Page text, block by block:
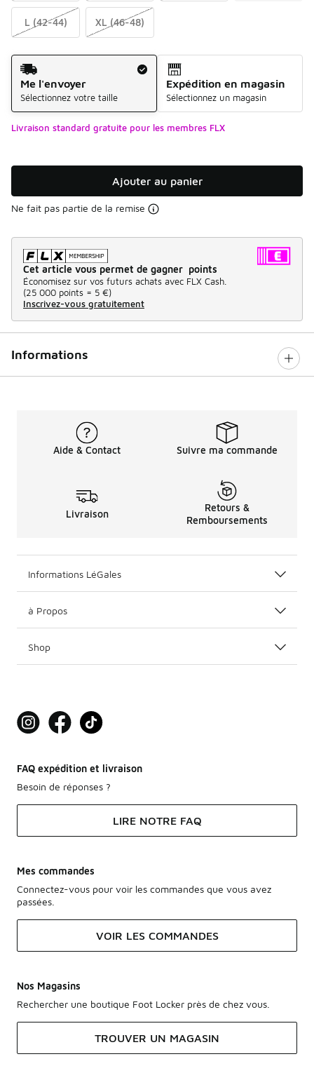
L (42-44) XL (46-48)
Mode d'expédition
Me l'envoyer
Sélectionnez votre taille
Expédition en magasin
Sélectionnez un magasin
Livraison standard gratuite pour les membres FLX
Ajouter au panier
Ne fait pas partie de la remise
Cet article vous permet de gagner points
Économisez sur vos futurs achats avec FLX Cash.
(25 000 points = 5 €)
Inscrivez-vous gratuitement
Informations
Aide & Contact Suivre ma commande
Livraison
Retours &
Remboursements
Informations LéGales
à Propos
Shop
FAQ expédition et livraison
Besoin de réponses ?
LIRE NOTRE FAQ
Mes commandes
Connectez-vous pour voir les commandes que vous avez
passées.
VOIR LES COMMANDES
Nos Magasins
Rechercher une boutique Foot Locker près de chez vous.
TROUVER UN MAGASIN